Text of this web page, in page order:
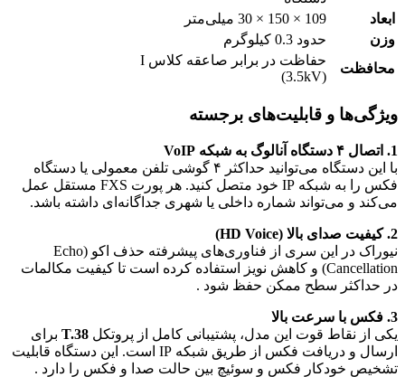
ابعاد
109 × 150 × 30 میلی‌متر
وزن
حدود 0.3 کیلوگرم
محافظت
حفاظت در برابر صاعقه کلاس I
(3.5kV)
ویژگی‌ها و قابلیت‌های برجسته
1. اتصال ۴ دستگاه آنالوگ به شبکه VoIP
با این دستگاه می‌توانید حداکثر ۴ گوشی تلفن معمولی یا دستگاه
فکس را به شبکه IP خود متصل کنید. هر پورت FXS مستقل عمل
می‌کند و می‌تواند شماره داخلی یا شهری جداگانه‌ای داشته باشد.
2. کیفیت صدای بالا (HD Voice)
نیوراک در این سری از فناوری‌های پیشرفته حذف اکو (Echo
Cancellation) و کاهش نویز استفاده کرده است تا کیفیت مکالمات
در حداکثر سطح ممکن حفظ شود .
3. فکس با سرعت بالا
یکی از نقاط قوت این مدل، پشتیبانی کامل از پروتکل T.38 برای
ارسال و دریافت فکس از طریق شبکه IP است. این دستگاه قابلیت
تشخیص خودکار فکس و سوئیچ بین حالت صدا و فکس را دارد .